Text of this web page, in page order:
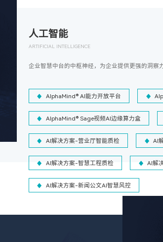
人工智能
ARTIFICIAL INTELLIGENCE
企业智慧中台的中枢神经，为企业提供更强的洞察
AlphaMind® AI能力开放平台
AlphaMind® Sage视频AI边缘算力盒
AI解决方案-营业厅智能质检 AI
AI解决方案-智慧工程质检 AI解
AI解决方案-新闻公文AI智慧风控